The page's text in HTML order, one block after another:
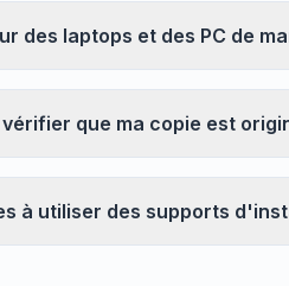
des laptops et des PC de
que ma copie est
à utiliser des supports